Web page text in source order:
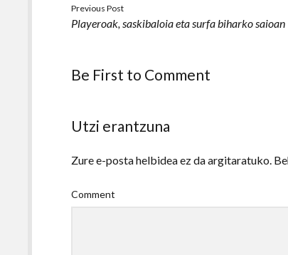
Previous Post
Playeroak, saskibaloia eta surfa biharko saioan
Be First to Comment
Utzi erantzuna
Zure e-posta helbidea ez da argitaratuko.
Comment